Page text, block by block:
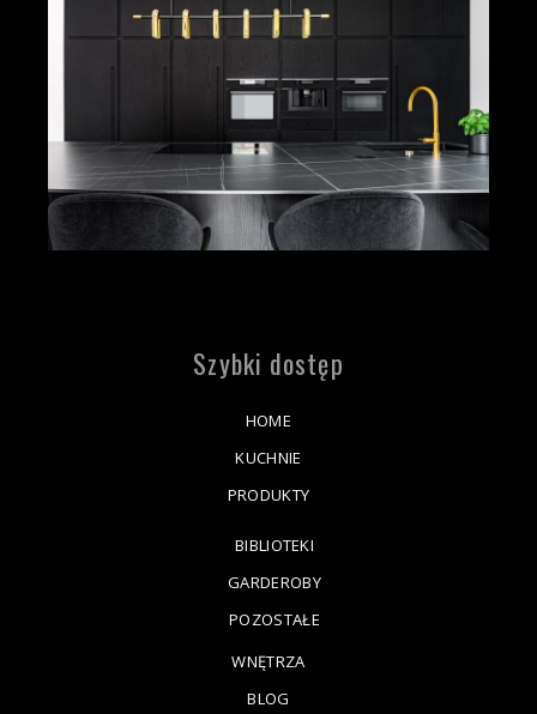
Szybki dostęp
HOME
KUCHNIE
PRODUKTY
BIBLIOTEKI
GARDEROBY
POZOSTAŁE
WNĘTRZA
BLOG